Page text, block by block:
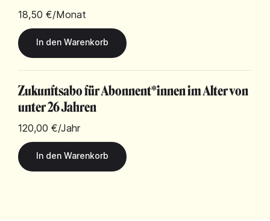
18,50 €/Monat
Zukunftsabo für Abonnent*innen im Alter von
unter 26 Jahren
120,00 €/Jahr